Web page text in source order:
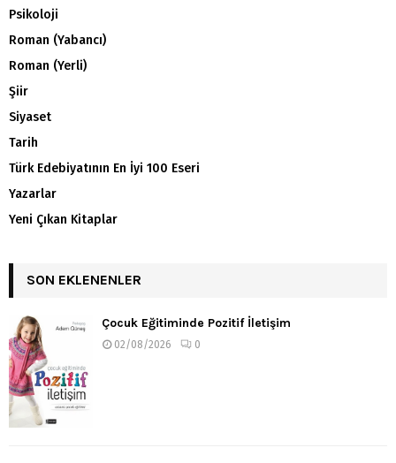
Psikoloji
Roman (Yabancı)
Roman (Yerli)
Şiir
Siyaset
Tarih
Türk Edebiyatının En İyi 100 Eseri
Yazarlar
Yeni Çıkan Kitaplar
SON EKLENENLER
Çocuk Eğitiminde Pozitif İletişim
02/08/2026 0